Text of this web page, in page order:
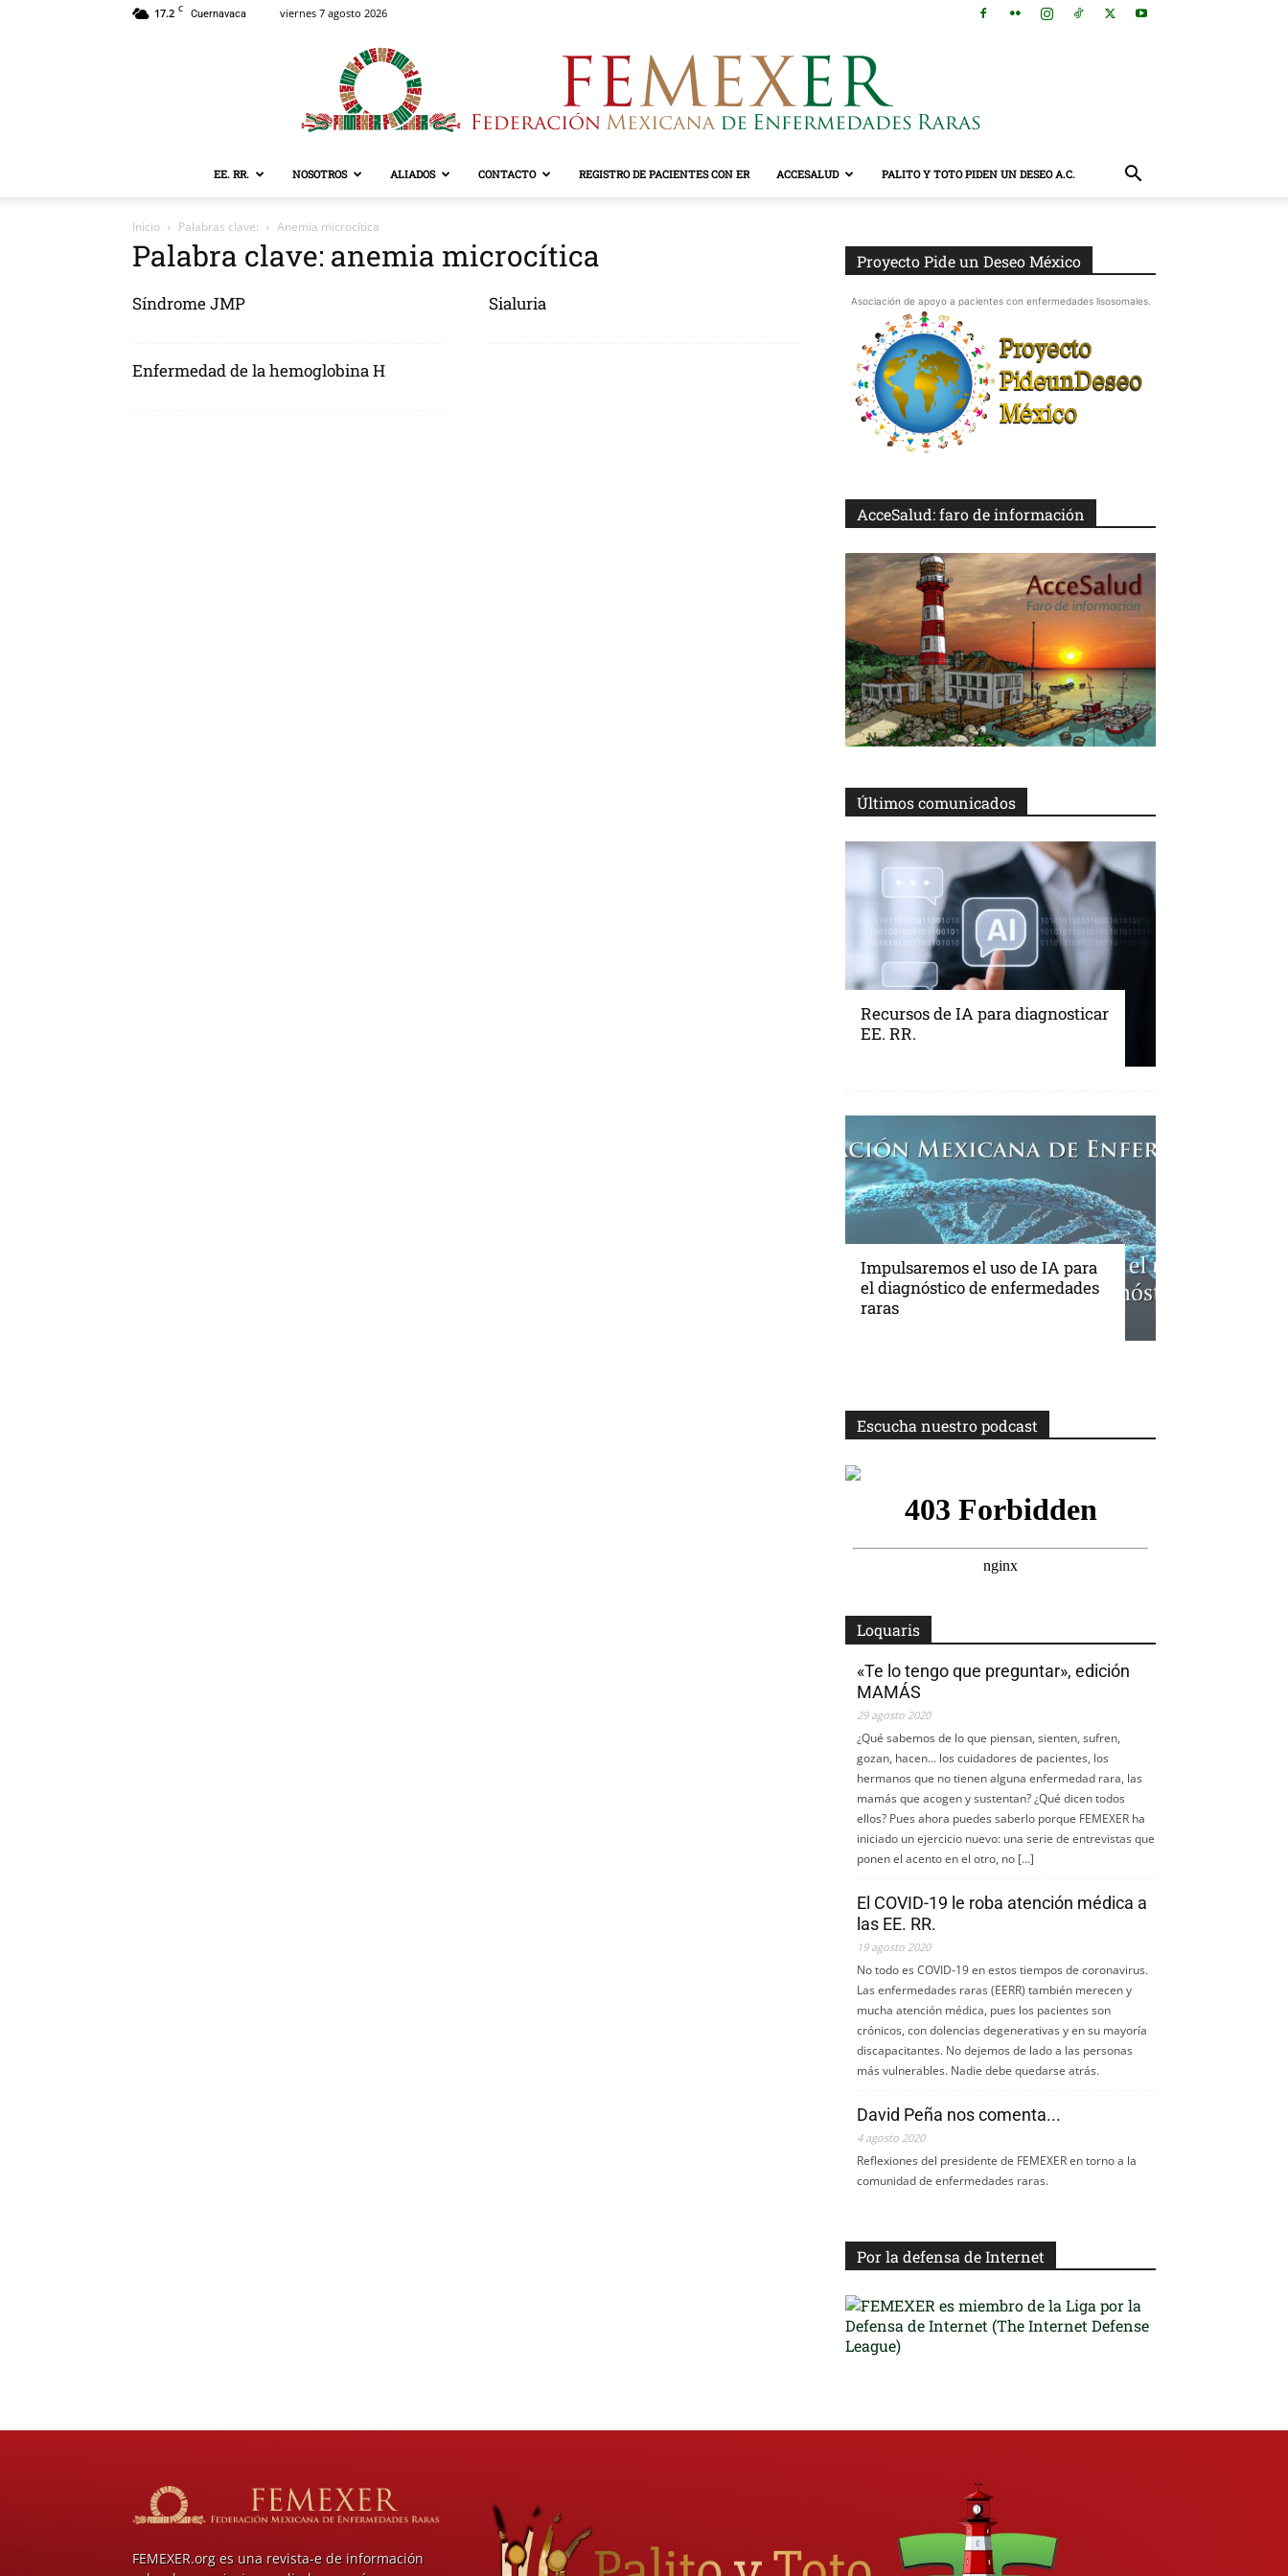
17.2 C Cuernavaca viernes 7 agosto 2026
EE. RR. NOSOTROS ALIADOS CONTACTO REGISTRO DE PACIENTES CON ER ACCESALUD PALITO Y TOTO PIDEN UN DESEO A.C.
Inicio Palabras clave: Anemia microcítica
Palabra clave: anemia microcítica
Síndrome JMP Sialuria
Enfermedad de la hemoglobina H
Proyecto Pide un Deseo México
Asociación de apoyo a pacientes con enfermedades lisosomales.
AcceSalud: faro de información
Últimos comunicados
Recursos de IA para diagnosticar
EE. RR.
Impulsaremos el uso de IA para
el diagnóstico de enfermedades
raras
Escucha nuestro podcast
Loquaris
«Te lo tengo que preguntar», edición
MAMÁS
29 agosto 2020
¿Qué sabemos de lo que piensan, sienten, sufren,
gozan, hacen... los cuidadores de pacientes, los
hermanos que no tienen alguna enfermedad rara, las
mamás que acogen y sustentan? ¿Qué dicen todos
ellos? Pues ahora puedes saberlo porque FEMEXER ha
iniciado un ejercicio nuevo: una serie de entrevistas que
ponen el acento en el otro, no […]
El COVID-19 le roba atención médica a
las EE. RR.
19 agosto 2020
No todo es COVID-19 en estos tiempos de coronavirus.
Las enfermedades raras (EERR) también merecen y
mucha atención médica, pues los pacientes son
crónicos, con dolencias degenerativas y en su mayoría
discapacitantes. No dejemos de lado a las personas
más vulnerables. Nadie debe quedarse atrás.
David Peña nos comenta...
4 agosto 2020
Reflexiones del presidente de FEMEXER en torno a la
comunidad de enfermedades raras.
Por la defensa de Internet
FEMEXER.org es una revista-e de información